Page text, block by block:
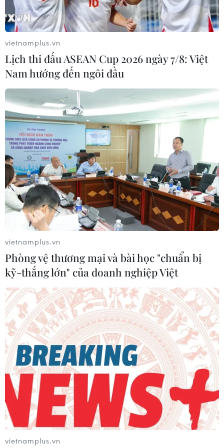
#Javier Milei #bầu cử tổng thống
#Sergio Massa
Argentina
Theo dõi VietnamPlus
TIN LIÊN QUAN
Tổng thống đắc cử Argentina Javier Milei
công du Mỹ và Israel trước lễ nhậm chức
20/11/2023 14:55
vietnamplus.vn
Lịch thi đấu ASEAN Cup 2026 ngày 7/8: Việt
Nam hướng đến ngôi đầu
vietnamplus.vn
Phòng vệ thương mại và bài học "chuẩn bị
kỹ-thắng lớn" của doanh nghiệp Việt
vietnamplus.vn